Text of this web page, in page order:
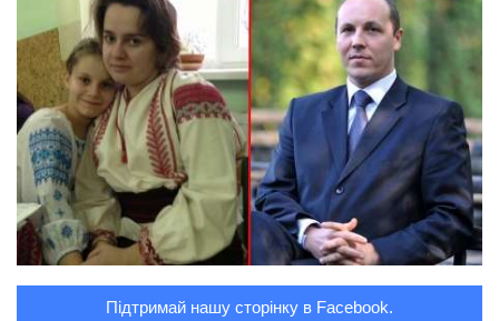
Суспільство
Культура
Шоу-біз
#Війна
Підтримай нашу сторінку в Facebook.